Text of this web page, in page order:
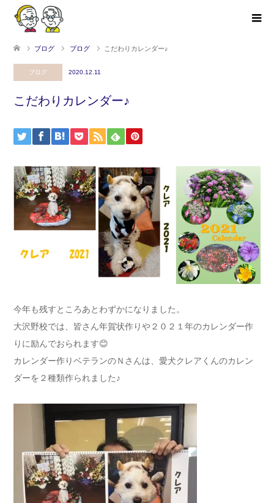
ブログ ブログ こだわりカレンダー♪
ブログ 2020.12.11
こだわりカレンダー♪
今年も残すところあとわずかになりました。
大沢野校では、皆さん年賀状作りや２０２１年のカレンダー作
りに励んでおられます😊
カレンダー作りベテランのＮさんは、愛犬クレアくんのカレン
ダーを２種類作られました♪